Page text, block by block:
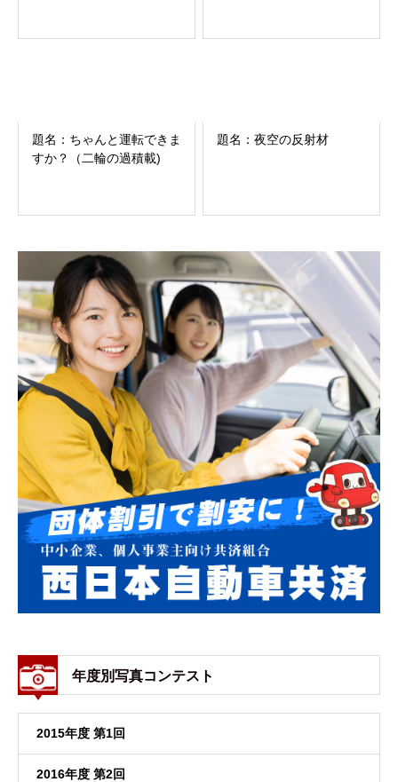
題名：ちゃんと運転できま
すか？（二輪の過積載)
題名：夜空の反射材
年度別写真コンテスト
2015年度 第1回
2016年度 第2回